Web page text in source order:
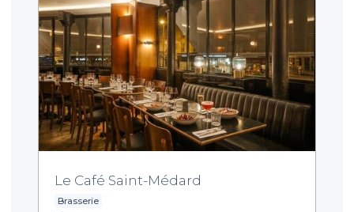
Le Café Saint-Médard
Brasserie